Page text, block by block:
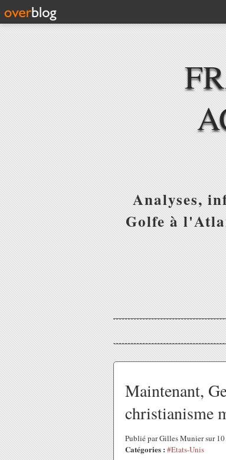
Analyses,
Golfe à
Maintenant,
christianisme
Publié par Gilles Munier sur
Catégories : #Etats-Unis